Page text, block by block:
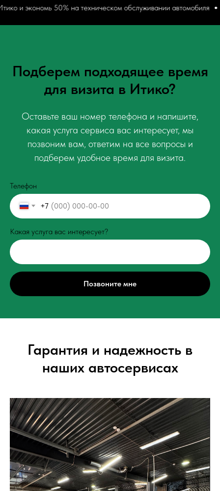
и экономь 50% на техническом обслуживании автомобиля
Подберем подходящее время
для визита в Итико?
Оставьте ваш номер телефона и напишите,
какая услуга сервиса вас интересует, мы
позвоним вам, ответим на все вопросы и
подберем удобное время для визита.
Телефон
+7
Какая услуга вас интересует?
Позвоните мне
Гарантия и надежность в
наших автосервисах